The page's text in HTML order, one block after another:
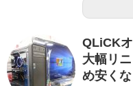
QLiCK
大幅リ
め安く